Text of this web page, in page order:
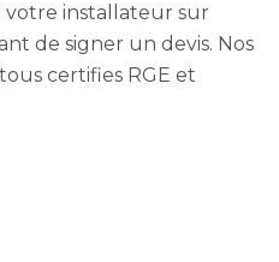
votre installateur sur
de signer un devis. Nos
certifies RGE et